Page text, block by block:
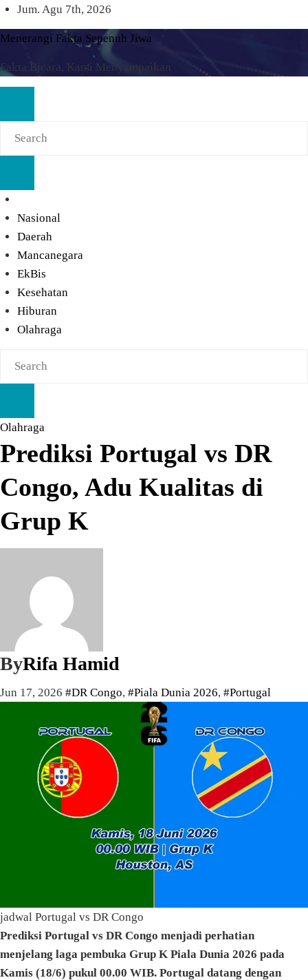
Skip
to
content
Jum. Agu 7th, 2026
Menerangi Fakta Sepenuh Jiwa
Fakta Bicara, Kami Menyampaikan
Nasional
Daerah
Mancanegara
EkBis
Kesehatan
Hiburan
Olahraga
Olahraga
Prediksi Portugal vs DR
Congo, Adu Kualitas di
Grup K
ByRifa Hamid
Jun 17, 2026 #DR Congo, #Piala Dunia 2026, #Portugal
jadwal Portugal vs DR Congo
Prediksi Portugal vs DR Congo menjadi perhatian
menjelang laga pembuka Grup K Piala Dunia 2026 pada
Kamis (18/6) pukul 00.00 WIB. Portugal datang dengan